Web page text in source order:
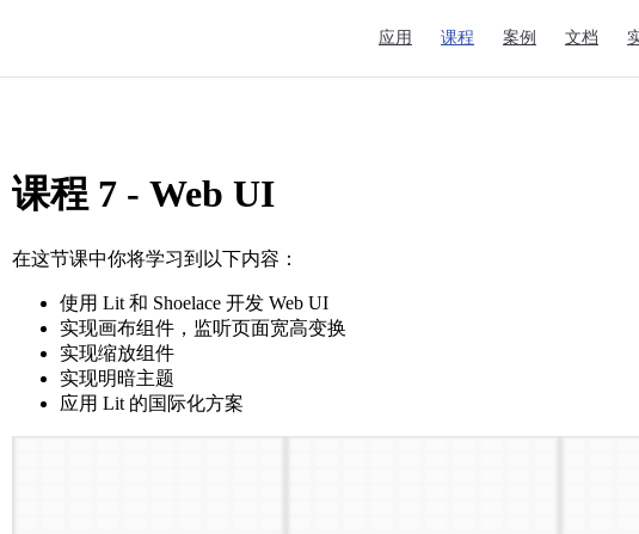
应用 课程 案例 文档
课程 7 - Web UI
在这节课中你将学习到以下内容：
使用 Lit 和 Shoelace 开发 Web UI
实现画布组件，监听页面宽高变换
实现缩放组件
实现明暗主题
应用 Lit 的国际化方案